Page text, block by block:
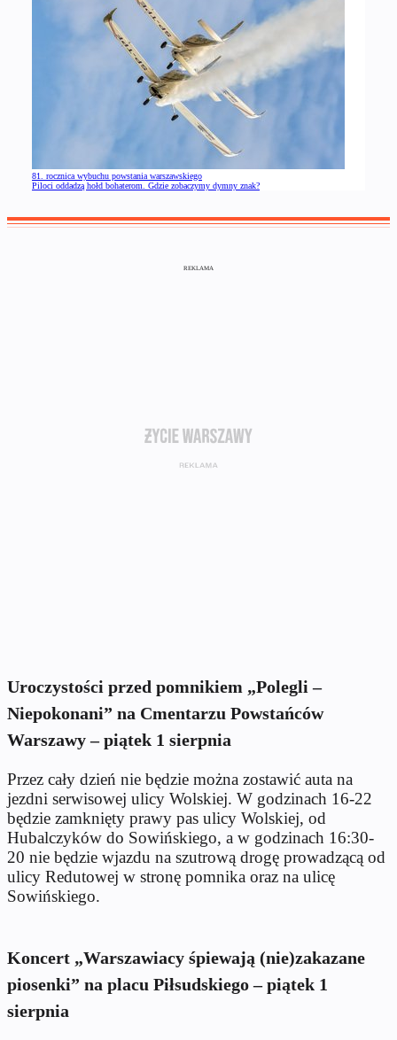
81. rocznica wybuchu powstania warszawskiego
Piloci oddadzą hołd bohaterom. Gdzie zobaczymy dymny znak?
REKLAMA
Uroczystości przed pomnikiem „Polegli –
Niepokonani” na Cmentarzu Powstańców
Warszawy – piątek 1 sierpnia
Przez cały dzień nie będzie można zostawić auta na
jezdni serwisowej ulicy Wolskiej. W godzinach 16-22
będzie zamknięty prawy pas ulicy Wolskiej, od
Hubalczyków do Sowińskiego, a w godzinach 16:30-
20 nie będzie wjazdu na szutrową drogę prowadzącą od
ulicy Redutowej w stronę pomnika oraz na ulicę
Sowińskiego.
Koncert „Warszawiacy śpiewają (nie)zakazane
piosenki” na placu Piłsudskiego – piątek 1
sierpnia